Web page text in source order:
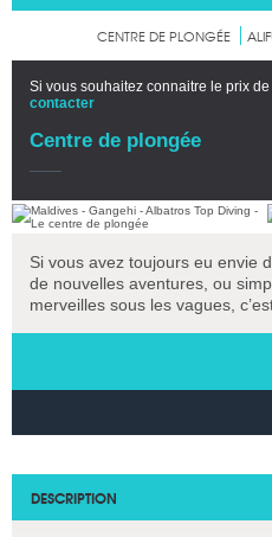
CENTRE DE PLONGÉE
Si vous souhaitez connaitre le prix
contacter
Centre de plongée
Si vous avez toujours eu envie
de nouvelles aventures, ou
merveilles sous les vagues,
DESCRIPTION